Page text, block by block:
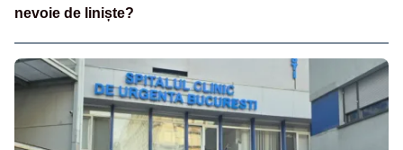
nevoie de liniște?